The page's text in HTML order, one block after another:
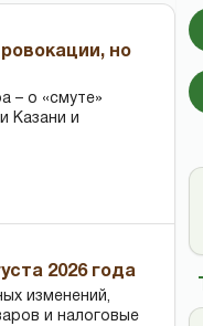
но
– о «смуте»
Казани и
2026 года
изменений,
и налоговые